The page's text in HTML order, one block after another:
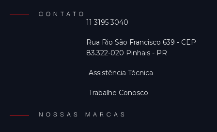
CONTATO
11 3195 3040
Rua Rio São Francisco 639 - CEP
83.322-020 Pinhais - PR
Assistência Técnica
Trabalhe Conosco
NOSSAS MARCAS